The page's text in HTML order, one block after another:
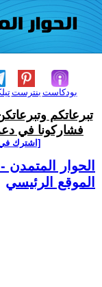
بنترست بودكاست
تبرعاتكم
فشاركونا في
[اشترك في
الحوار المتمدن
الموقع الرئيسي